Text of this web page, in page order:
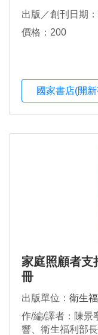
出版／創刊日期
價格：200
國家書店(開
家庭照顧者支
冊
出版單位： 衛生
作/編/譯者：陳景
響、衛生福利部